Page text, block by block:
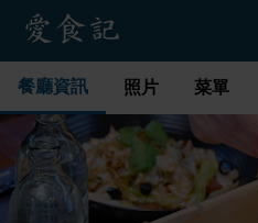
餐廳資訊 照片 菜單